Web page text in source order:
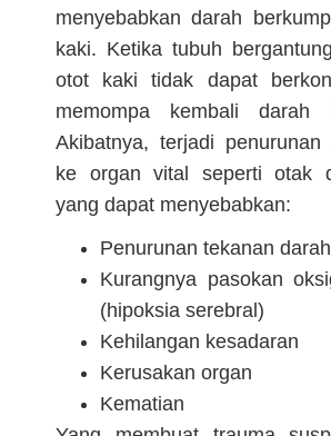
menyebabkan darah
kaki. Ketika tubuh
otot kaki tidak dapat
memompa kembali darah
Akibatnya, terjadi penurunan
ke organ vital seperti otak
yang dapat menyebabkan:
Penurunan tekanan darah
Kurangnya pasokan
(hipoksia serebral)
Kehilangan kesadaran
Kerusakan organ
Kematian